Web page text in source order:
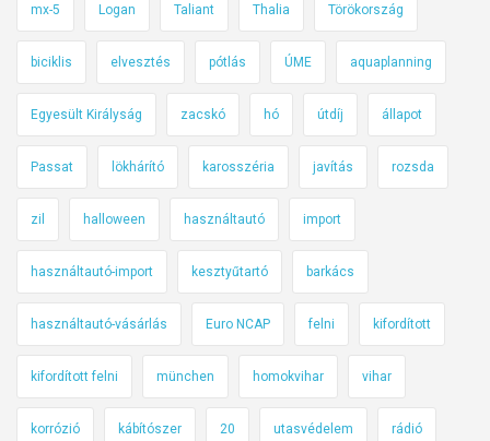
mx-5 Logan Taliant Thalia Törökország
biciklis elvesztés pótlás ÚME aquaplanning
Egyesült Királyság zacskó hó útdíj állapot
Passat lökhárító karosszéria javítás rozsda
zil halloween használtautó import
használtautó-import kesztyűtartó barkács
használtautó-vásárlás Euro NCAP felni kifordított
kifordított felni münchen homokvihar vihar
korrózió kábítószer 20 utasvédelem rádió